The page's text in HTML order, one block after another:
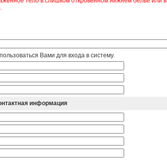
Вами для входа в систему.
информация